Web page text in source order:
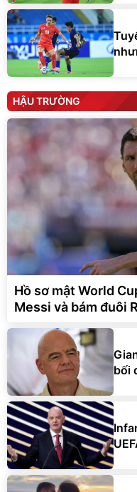
HẬU TRƯỜNG
Hồ sơ mật World
Messi và bám đuôi
bối